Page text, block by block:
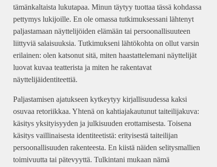
tämänkaltaista lukutapaa. Minun täytyy tuottaa tässä kohdassa
pettymys lukijoille. En ole omassa tutkimuksessani lähtenyt
paljastamaan näyttelijöiden elämään tai persoonallisuuteen
liittyviä salaisuuksia. Tutkimukseni lähtökohta on ollut varsin
erilainen: olen katsonut sitä, miten haastattelemani näyttelijät
luovat kuvaa teatterista ja miten he rakentavat
näyttelijäidentiteettiä.
Paljastamisen ajatukseen kytkeytyy kirjallisuudessa kaksi
osuvaa retoriikkaa. Yhtenä on kahtiajakautunut taiteilijakuva:
käsitys yksityisyyden ja julkisuuden erottamisesta. Toisena
käsitys vaillinaisesta identiteetistä: erityisestä taiteilijan
persoonallisuuden rakenteesta. En kiistä näiden selitysmallien
toimivuutta tai pätevyyttä. Tulkintani mukaan nämä